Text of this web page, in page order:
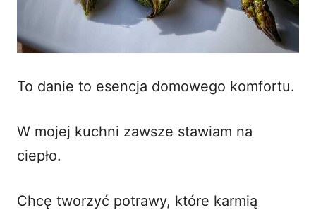
To danie to esencja domowego komfortu.
W mojej kuchni zawsze stawiam na
ciepło.
Chcę tworzyć potrawy, które karmią